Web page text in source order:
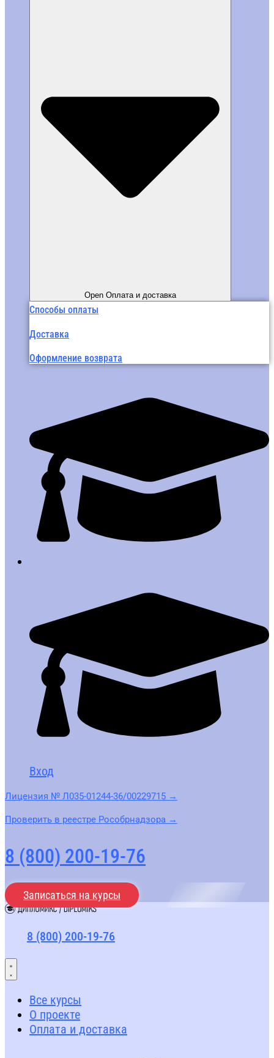
Open Оплата и доставка
Способы оплаты
Доставка
Оформление возврата
Вход
Лицензия № Л035-01244-36/00229715 →
Проверить в реестре Рособрнадзора →
8 (800) 200-19-76
Записаться на курсы
8 (800) 200-19-76
Все курсы
О проекте
Оплата и доставка